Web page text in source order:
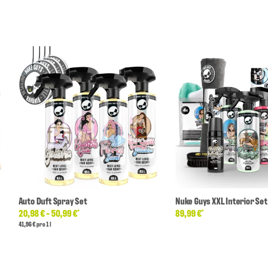
Auto Duft Spray Set
20,98 € -50,99 €*
41,96 € pro 1 l
Nuke Guys XXL Interior Set
89,99 €*